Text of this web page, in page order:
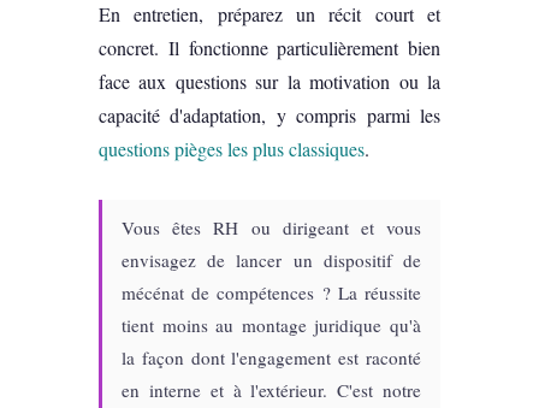
En entretien, préparez un récit court et
concret. Il fonctionne particulièrement bien
face aux questions sur la motivation ou la
capacité d'adaptation, y compris parmi les
questions pièges les plus classiques.
Vous êtes RH ou dirigeant et vous
envisagez de lancer un dispositif de
mécénat de compétences ? La réussite
tient moins au montage juridique qu'à
la façon dont l'engagement est raconté
en interne et à l'extérieur. C'est notre